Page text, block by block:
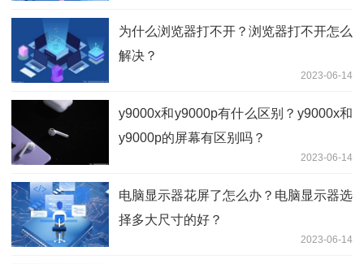
为什么浏览器打不开？浏览器打不开怎么
解决？
2023-06-14
y9000x和y9000p有什么区别？y9000x和
y9000p的屏幕有区别吗？
2023-06-14
电脑显示器花屏了怎么办？电脑显示器选
择多大尺寸的好？
2023-06-14